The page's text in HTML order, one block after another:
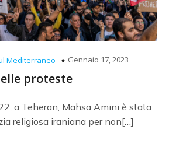
Mediterraneo Gennaio 17, 2023
proteste
a Teheran, Mahsa Amini è stata
religiosa iraniana per non[…]